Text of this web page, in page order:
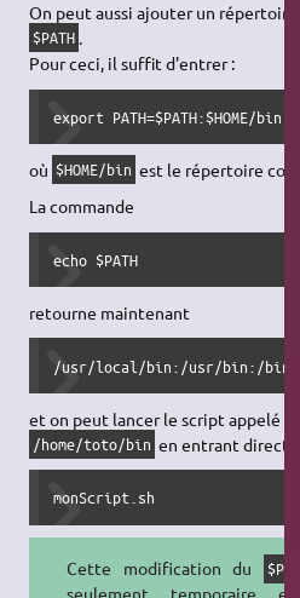
On peut aussi ajouter un répertoire
$PATH .
Pour ceci, il suffit d'entrer :
export PATH=$PATH:$HOME/bin
où $HOME/bin est le répertoire
La commande
echo $PATH
retourne maintenant
/usr/local/bin:/usr/bin:/bin:/
et on peut lancer le script appelé
/home/toto/bin en entrant
monScript.sh
Cette modification du $PATH